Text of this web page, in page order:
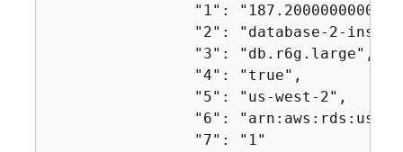
"1":
"2": "database-2-
                "3": "db.r6g.large",
                "4": "true",
                "5": "us-west-2",
"6": "arn:aws:rds:us-
                "7": "1"